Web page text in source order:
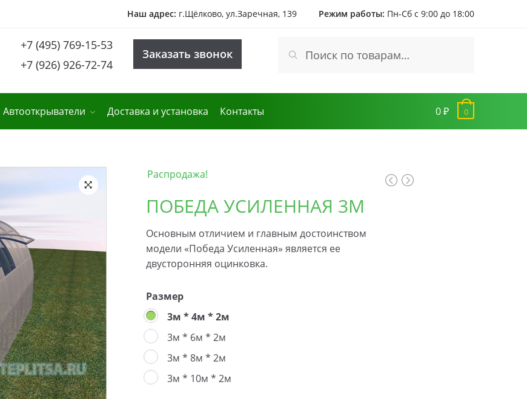
Наш адрес: г.Щёлково, ул.Заречная, 139 Режим работы: Пн-Сб с 9:00 до 18:00
+7 (495) 769-15-53
+7 (926) 926-72-74
Заказать звонок Поиск
Автооткрыватели Доставка и установка Контакты 0 ₽ 0
Распродажа!
ПОБЕДА УСИЛЕННАЯ 3М
Основным отличием и главным достоинством
модели «Победа Усиленная» является ее
двусторонняя оцинковка.
Размер
3м * 4м * 2м
3м * 6м * 2м
3м * 8м * 2м
3м * 10м * 2м